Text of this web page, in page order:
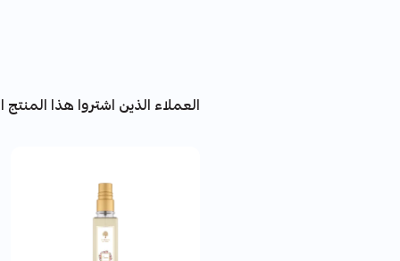
العملاء الذين اشتروا هذا المنتج